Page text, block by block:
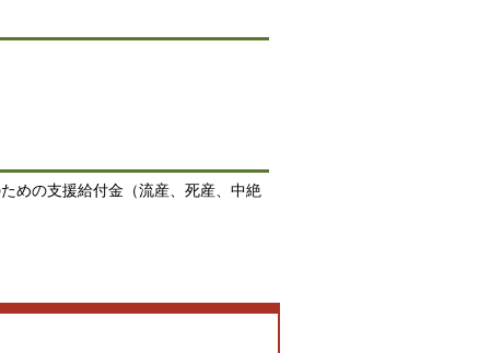
めの支援給付金（流産、死産、中絶